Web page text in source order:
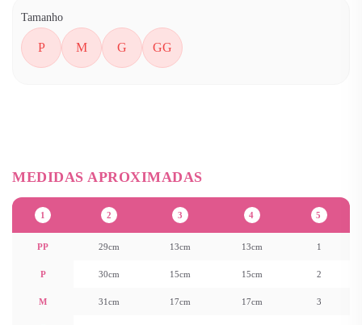
Tamanho
P M G GG
1 2 3 4 5
PP 29cm 13cm 13cm 1
P 30cm 15cm 15cm 2
M 31cm 17cm 17cm 3